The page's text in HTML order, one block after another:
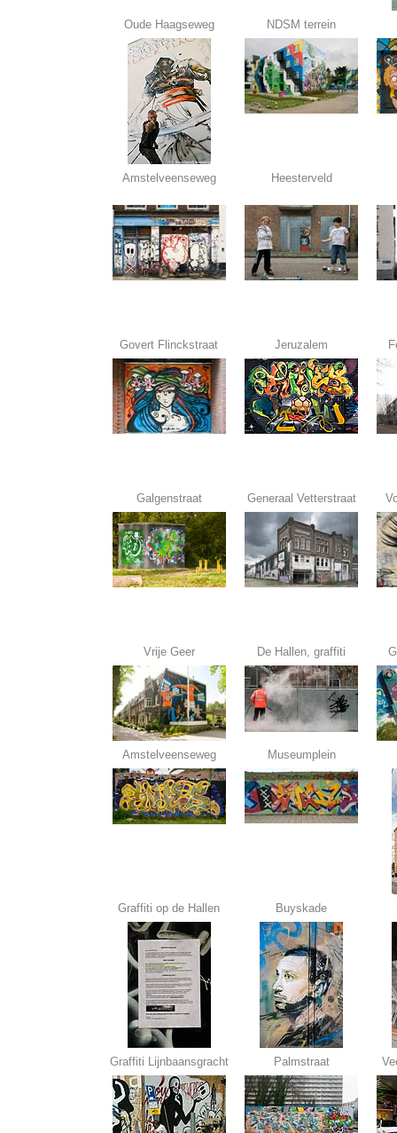
Oude Haagseweg NDSM terrein
Amstelveenseweg Heesterveld
Govert Flinckstraat Jeruzalem
Galgenstraat Generaal Vetterstraat
Vrije Geer De Hallen, graffiti
Amstelveenseweg Museumplein
Graffiti op de Hallen Buyskade
Graffiti Lijnbaansgracht Palmstraat